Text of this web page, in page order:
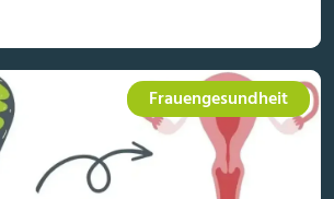
Frauengesundheit